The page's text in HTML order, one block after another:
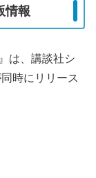
情報
は、講談社シ
時にリリース